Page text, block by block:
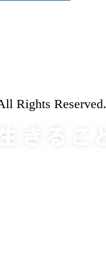
Rights Reserved.